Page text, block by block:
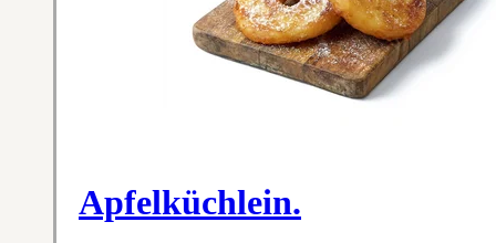
Apfelküchlein.